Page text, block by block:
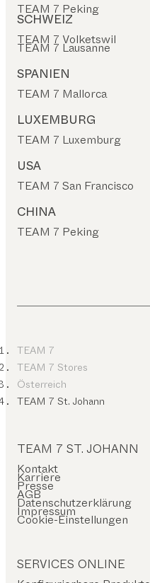
TEAM 7 Peking
SCHWEIZ
TEAM 7 Volketswil
TEAM 7 Lausanne
SPANIEN
TEAM 7 Mallorca
LUXEMBURG
TEAM 7 Luxemburg
USA
TEAM 7 San Francisco
CHINA
TEAM 7 Peking
TEAM 7
TEAM 7 Stores
Österreich
TEAM 7 St. Johann
TEAM 7 ST. JOHANN
Kontakt
Karriere
Presse
AGB
Datenschutzerklärung
Impressum
Cookie-Einstellungen
SERVICES ONLINE